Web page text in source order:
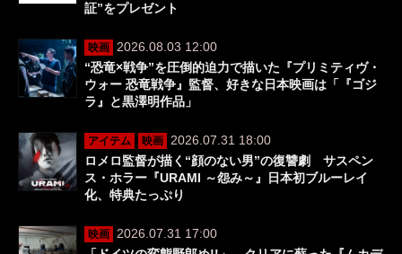
証”をプレゼント
映画
2026.08.03 12:00
“恐竜×戦争”を圧倒的迫力で描いた『プリミティヴ・
ウォー 恐竜戦争』監督、好きな日本映画は「『ゴジ
ラ』と黒澤明作品」
アイテム 映画
2026.07.31 18:00
ロメロ監督が描く“顔のない男”の復讐劇 サスペン
ス・ホラー『URAMI ～怨み～』日本初ブルーレイ
化、特典たっぷり
映画
2026.07.31 17:00